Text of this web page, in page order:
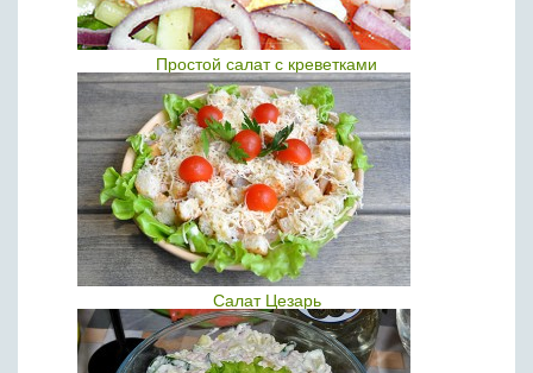
Простой салат с креветками
Салат Цезарь